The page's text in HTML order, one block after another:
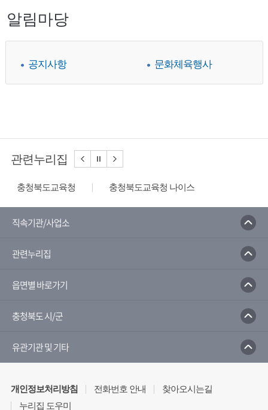
알림마당
공지사항 문화체육행사
관련누리집
충청북도교육청
충청북도교육청 나이스
충북유아교육진흥원
국민체육진흥공단
직속기관/사업소
관련누리집
읍면별 바로가기
충청북도 시/군
유관기관 및 기타
개인정보처리방침 전화번호 안내
찾아오시는길
누리집 도우미